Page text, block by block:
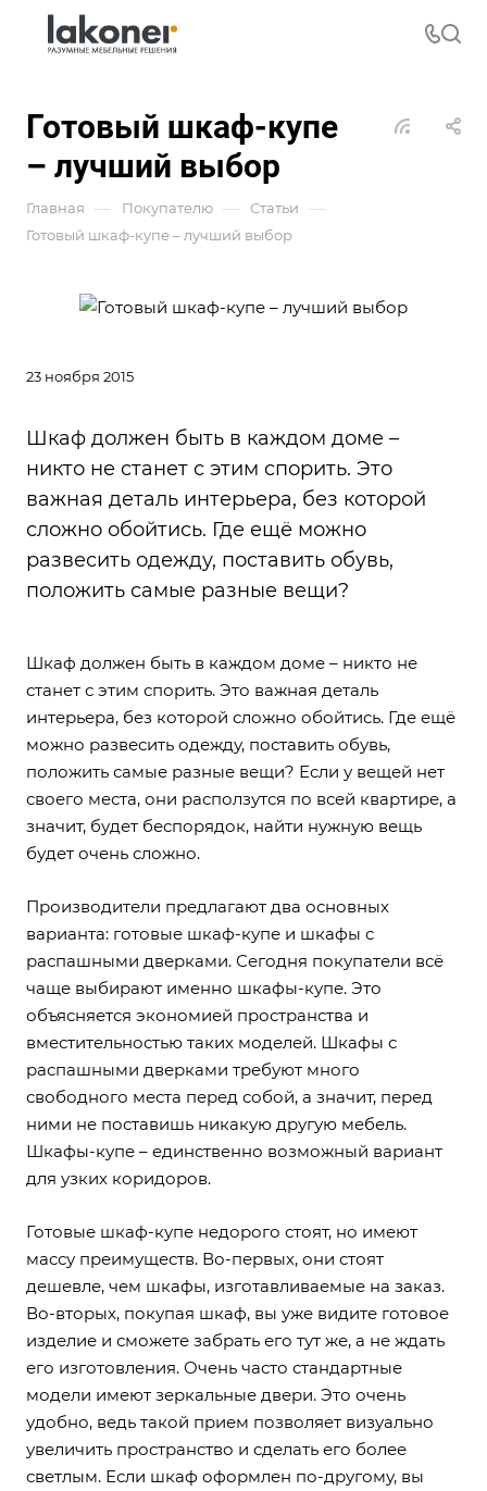
Готовый шкаф-купе
– лучший выбор
Главная — Покупателю — Статьи —
Готовый шкаф-купе – лучший выбор
23 ноября 2015
Шкаф должен быть в каждом доме –
никто не станет с этим спорить. Это
важная деталь интерьера, без которой
сложно обойтись. Где ещё можно
развесить одежду, поставить обувь,
положить самые разные вещи?
Шкаф должен быть в каждом доме – никто не
станет с этим спорить. Это важная деталь
интерьера, без которой сложно обойтись. Где ещё
можно развесить одежду, поставить обувь,
положить самые разные вещи? Если у вещей нет
своего места, они расползутся по всей квартире, а
значит, будет беспорядок, найти нужную вещь
будет очень сложно.
Производители предлагают два основных
варианта: готовые шкаф-купе и шкафы с
распашными дверками. Сегодня покупатели всё
чаще выбирают именно шкафы-купе. Это
объясняется экономией пространства и
вместительностью таких моделей. Шкафы с
распашными дверками требуют много
свободного места перед собой, а значит, перед
ними не поставишь никакую другую мебель.
Шкафы-купе – единственно возможный вариант
для узких коридоров.
Готовые шкаф-купе недорого стоят, но имеют
массу преимуществ. Во-первых, они стоят
дешевле, чем шкафы, изготавливаемые на заказ.
Во-вторых, покупая шкаф, вы уже видите готовое
изделие и сможете забрать его тут же, а не ждать
его изготовления. Очень часто стандартные
модели имеют зеркальные двери. Это очень
удобно, ведь такой прием позволяет визуально
увеличить пространство и сделать его более
светлым. Если шкаф оформлен по-другому, вы